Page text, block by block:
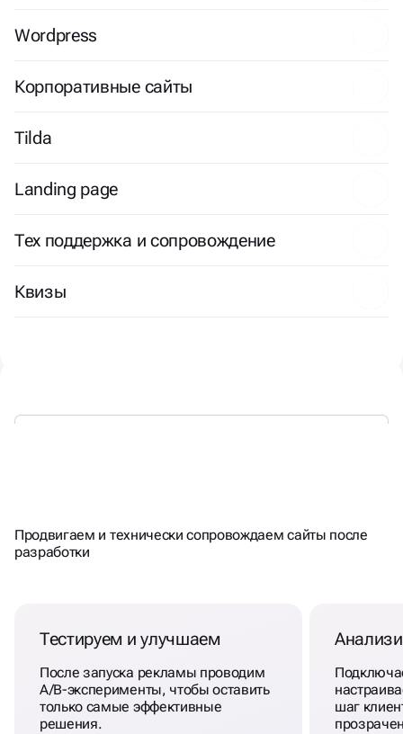
Wordpress
Корпоративные сайты
Tilda
Landing page
Тех поддержка и сопровождение
Квизы
ЗА
Продвигаем и технически сопровождаем сайты после
разработки
Тестируем и улучшаем
После запуска рекламы проводим
A/B-эксперименты, чтобы оставить
только самые эффективные
решения.
шаг